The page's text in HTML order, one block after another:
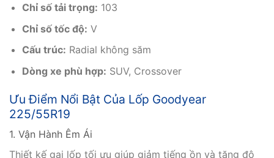
Chỉ số tải trọng: 103
Chỉ số tốc độ: V
Cấu trúc: Radial không săm
Dòng xe phù hợp: SUV, Crossover
Ưu Điểm Nổi Bật Của Lốp Goodyear
225/55R19
1. Vận Hành Êm Ái
Thiết kế gai lốp tối ưu giúp giảm tiếng ồn và tăng độ